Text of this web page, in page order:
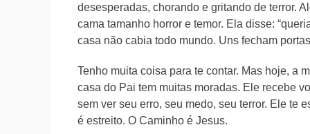
desesperadas, chorando e gritando de terror.
cama tamanho horror e temor. Ela disse:
casa não cabia todo mundo. Uns fecham
Tenho muita coisa para te contar. Mas hoje, a
casa do Pai tem muitas moradas. Ele recebe
sem ver seu erro, seu medo, seu terror. Ele te
é estreito. O Caminho é Jesus.